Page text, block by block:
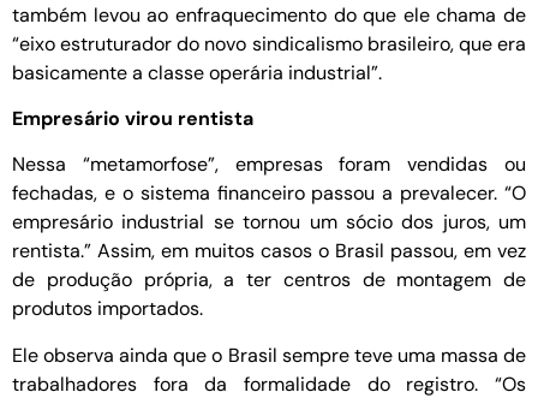
também levou ao enfraquecimento do que ele chama de
“eixo estruturador do novo sindicalismo brasileiro, que era
basicamente a classe operária industrial”.
Empresário virou rentista
Nessa “metamorfose”, empresas foram vendidas ou
fechadas, e o sistema financeiro passou a prevalecer. “O
empresário industrial se tornou um sócio dos juros, um
rentista.” Assim, em muitos casos o Brasil passou, em vez
de produção própria, a ter centros de montagem de
produtos importados.
Ele observa ainda que o Brasil sempre teve uma massa de
trabalhadores fora da formalidade do registro. “Os